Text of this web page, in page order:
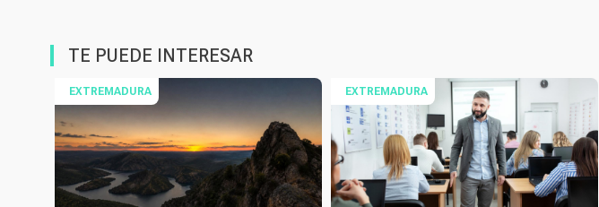
TE PUEDE INTERESAR
EXTREMADURA EXTREMADURA